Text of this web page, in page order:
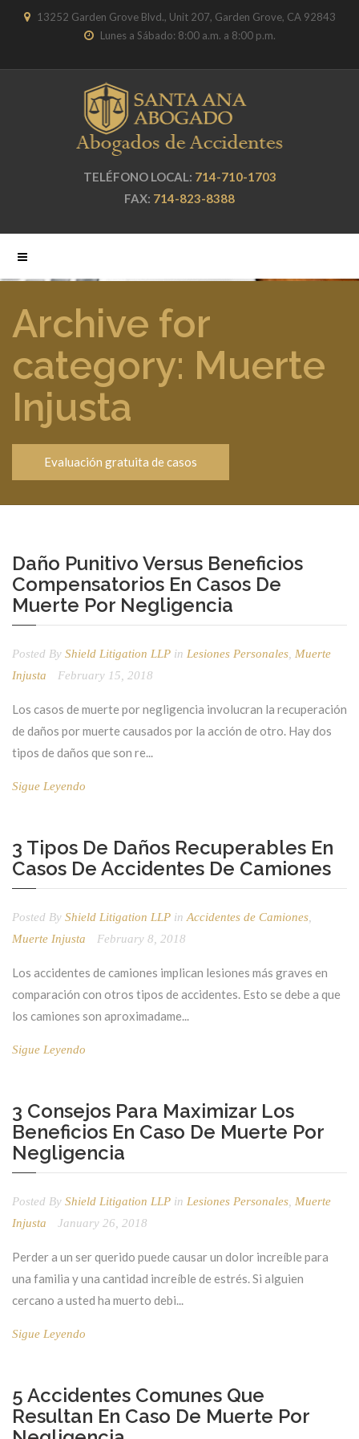
13252 Garden Grove Blvd., Unit 207, Garden Grove, CA 92843
Lunes a Sábado: 8:00 a.m. a 8:00 p.m.
TELÉFONO LOCAL: 714-710-1703
FAX: 714-823-8388
Archive for
category: Muerte
Injusta
Evaluación gratuita de casos
Daño Punitivo Versus Beneficios
Compensatorios En Casos De
Muerte Por Negligencia
Posted By Shield Litigation LLP in Lesiones Personales Muerte
Injusta
February 15, 2018
Los casos de muerte por negligencia involucran la recuperación
de daños por muerte causados ​​por la acción de otro. Hay dos
tipos de daños que son re...
Sigue Leyendo
3 Tipos De Daños Recuperables En
Casos De Accidentes De Camiones
Posted By Shield Litigation LLP in Accidentes de Camiones
Muerte Injusta
February 8, 2018
Los accidentes de camiones implican lesiones más graves en
comparación con otros tipos de accidentes. Esto se debe a que
los camiones son aproximadame...
Sigue Leyendo
3 Consejos Para Maximizar Los
Beneficios En Caso De Muerte Por
Negligencia
Posted By Shield Litigation LLP in Lesiones Personales Muerte
Injusta
January 26, 2018
Perder a un ser querido puede causar un dolor increíble para
una familia y una cantidad increíble de estrés. Si alguien
cercano a usted ha muerto debi...
Sigue Leyendo
5 Accidentes Comunes Que
Resultan En Caso De Muerte Por